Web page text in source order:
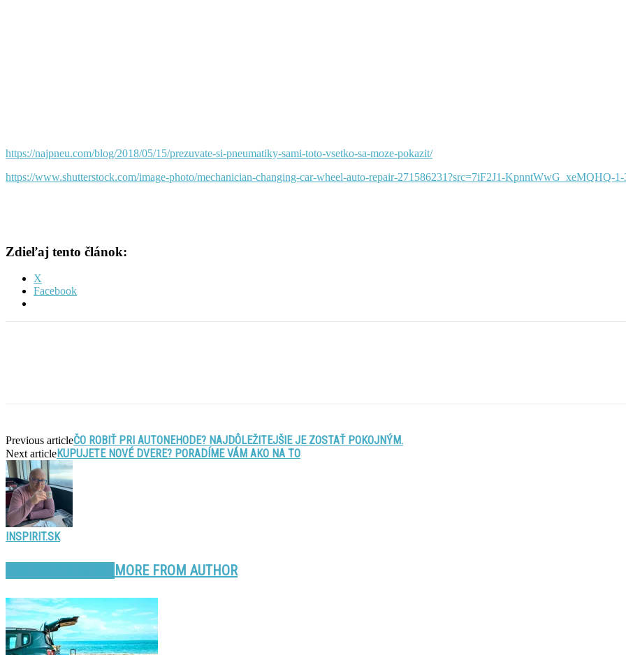
https://najpneu.com/blog/2018/05/15/prezuvate-si-pneumatiky-sami-toto-vsetko-sa-moze-pokazit/
https://www.shutterstock.com/image-photo/mechanician-changing-car-wheel-auto-repair-271586231?src=7iF2J1-KpnntWwG_xeMQHQ-1-
Zdieľaj tento článok:
X
Facebook
Previous articleČO ROBIŤ PRI AUTONEHODE? NAJDÔLEŽITEJŠIE JE ZOSTAŤ POKOJNÝM.
Next articleKUPUJETE NOVÉ DVERE? PORADÍME VÁM AKO NA TO
INSPIRIT.SK
MORE FROM AUTHOR